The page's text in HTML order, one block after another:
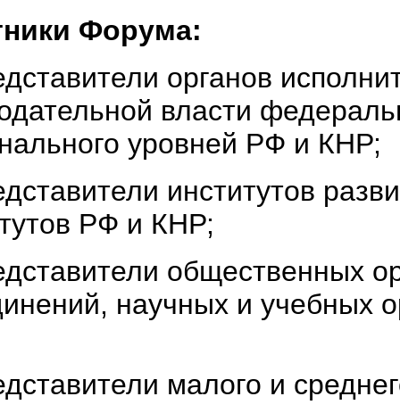
Форума:
органов
власти
уровней РФ и КНР;
институтов
РФ и КНР;
общественных
научных и учебных
малого и